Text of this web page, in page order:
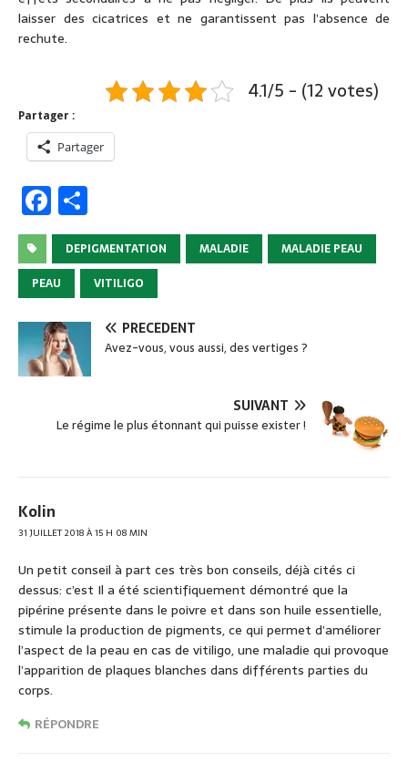
laisser des cicatrices et ne garantissent pas l’absence de
rechute.
4.1/5 - (12 votes)
Partager :
Partager
F
a
c
e
b
o
o
ar
ta
g
er
DEPIGMENTATION MALADIE
MALADIE PEAU
PEAU
VITILIGO
PRÉCÉDENT
Avez-vous, vous aussi, des vertiges ?
SUIVANT
Le régime le plus étonnant qui puisse exister !
Kolin
31 JUILLET 2018 À 15 H 08 MIN
Un petit conseil à part ces très bon conseils, déjà cités ci
dessus: c’est Il a été scientifiquement démontré que la
pipérine présente dans le poivre et dans son huile essentielle,
stimule la production de pigments, ce qui permet d’améliorer
l’aspect de la peau en cas de vitiligo, une maladie qui provoque
l’apparition de plaques blanches dans différents parties du
corps.
RÉPONDRE